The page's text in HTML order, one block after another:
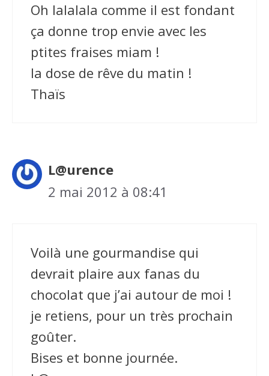
Oh lalalala comme il est fondant
ça donne trop envie avec les
ptites fraises miam !
la dose de rêve du matin !
Thaïs
L@urence
2 mai 2012 à 08:41
Voilà une gourmandise qui
devrait plaire aux fanas du
chocolat que j’ai autour de moi !
je retiens, pour un très prochain
goûter.
Bises et bonne journée.